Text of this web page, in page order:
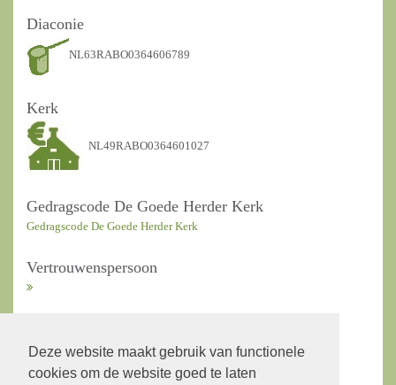
Deze website maakt gebruik van functionele
cookies om de website goed te laten
Diaconie
NL63RABO0364606789
Kerk
NL49RABO0364601027
Gedragscode De Goede Herder Kerk
Gedragscode De Goede Herder Kerk
Vertrouwenspersoon